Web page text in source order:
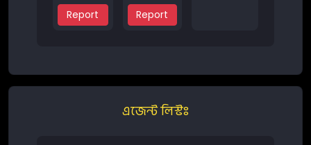
Report Report
এজেন্ট লিস্টঃ